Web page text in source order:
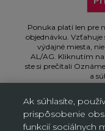
Ponuka platí len pre
objednávku. Vzťahuje
výdajné miesta,
AL/AG. Kliknutím na
ste si prečítali
a
Ak súhlasíte,
prispôsobenie
funkcií sociálnych